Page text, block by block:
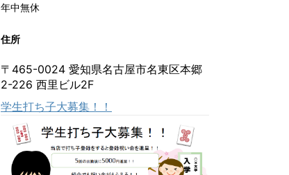
年中無休
住所
〒465-0024 愛知県名古屋市名東区本郷
2-226 西里ビル2F
学生打ち子大募集！！